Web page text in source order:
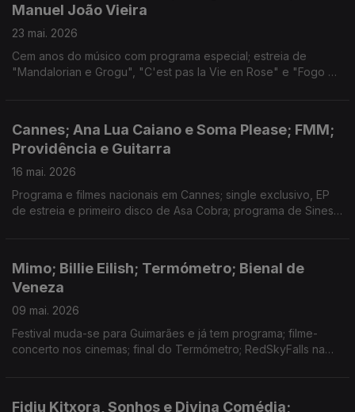
Manuel João Vieira
23 mai. 2026
Cem anos do músico com programa especial; estreia de
"Mandalorian e Grogu", "C'est pas la Vie en Rose" e "Fogo do
Cannes; Ana Lua Caiano e Soma Please; FMM;
Providência e Guitarra
16 mai. 2026
Programa e filmes nacionais em Cannes; single exclusivo, EP
de estreia e primeiro disco de Asa Cobra; programa de Sines
Mimo; Billie Eilish; Termómetro; Bienal de
Veneza
09 mai. 2026
Festival muda-se para Guimarães e já tem programa; filme-
concerto nos cinemas; final do Termómetro; RedSkyFalls na
Fidju Kitxora, Sonhos e Divina Comédia;